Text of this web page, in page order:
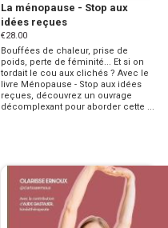
La ménopause - Stop aux
idées reçues
€28.00
Bouffées de chaleur, prise de
poids, perte de féminité... Et si on
tordait le cou aux clichés ? Avec le
livre Ménopause - Stop aux idées
reçues, découvrez un ouvrage
décomplexant pour aborder cette ...